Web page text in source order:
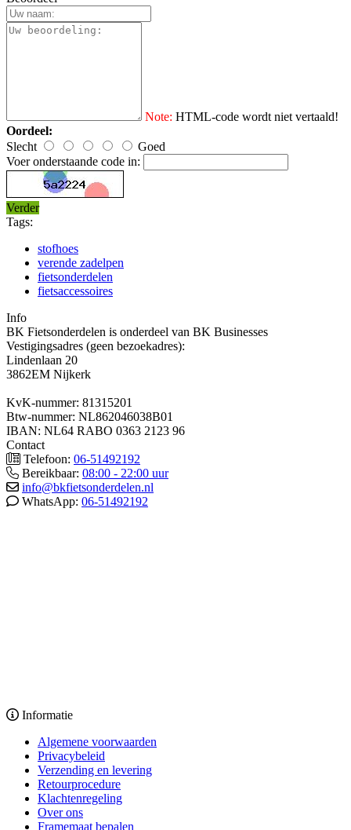
Note: HTML-code wordt niet vertaald!
Oordeel:
Slecht
Goed
Voer onderstaande code in:
Verder
Tags:
stofhoes
verende zadelpen
fietsonderdelen
fietsaccessoires
Info
BK Fietsonderdelen is onderdeel van BK Businesses
Vestigingsadres (geen bezoekadres):
Lindenlaan 20
3862EM Nijkerk
KvK-nummer: 81315201
Btw-nummer: NL862046038B01
IBAN: NL64 RABO 0363 2123 96
Contact
Telefoon: 06-51492192
Bereikbaar: 08:00 - 22:00 uur
info@bkfietsonderdelen.nl
WhatsApp: 06-51492192
Informatie
Algemene voorwaarden
Privacybeleid
Verzending en levering
Retourprocedure
Klachtenregeling
Over ons
Framemaat bepalen